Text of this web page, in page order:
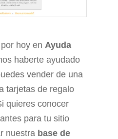
hoy en Ayuda
haberte ayudado
vender de una
tarjetas de regalo
quieres conocer
para tu sitio
nuestra base de